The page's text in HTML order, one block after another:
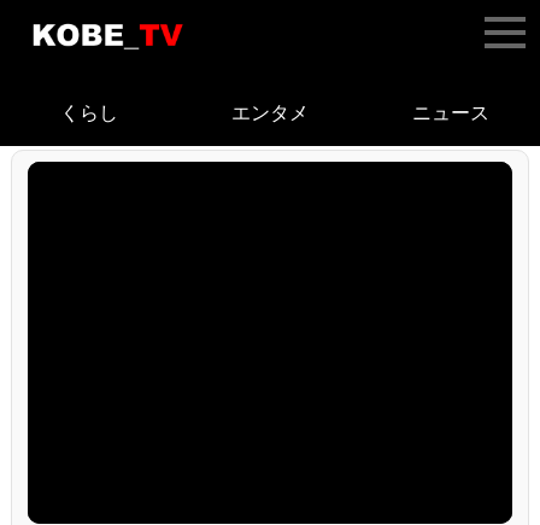
くらし エンタメ ニュース